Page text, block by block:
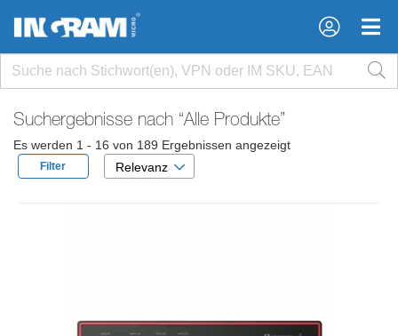
×
×
Suchergebnisse nach “Alle Produkte”
Es werden 1 - 16 von 189 Ergebnissen angezeigt
Filter Relevanz